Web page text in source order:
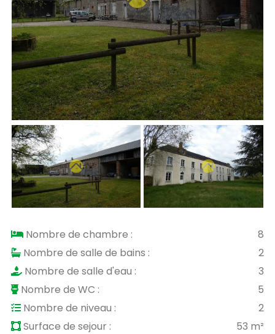
Nombre de chambre :
8
Nombre de salle de bains :
2
Nombre de salle d'eau :
3
Nombre de WC :
5
Nombre de niveau :
2
Surface de sejour :
53 m²